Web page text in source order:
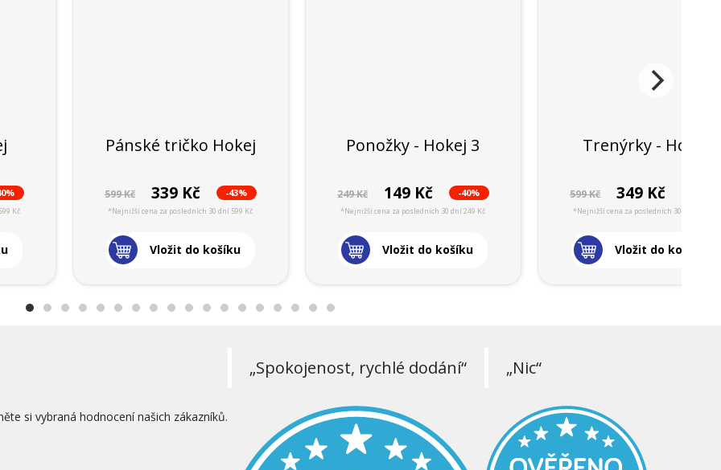
Pánské tričko Hokej
599 Kč 339 Kč -43%
*Nejnižší cena za posledních 30 dní 599 Kč
Vložit do košíku
Ponožky - Hokej 3
249 Kč 149 Kč -40%
*Nejnižší cena za posledních 30 dní 249 Kč
Vložit do košíku
Trenýrky - Hokej
599 Kč 349 Kč
*Nejnižší cena za posledních 30 dní 599 Kč
Vložit do košíku
Kč
si vybraná hodnocení našich zákazníků.
„Spokojenost, rychlé dodání“ „Nic“